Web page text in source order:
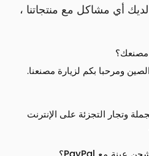
أي مشاكل مع منتجاتنا ،
ومرحبا بكم لزيارة مصنعنا.
وتجار التجزئة على الإنترنت